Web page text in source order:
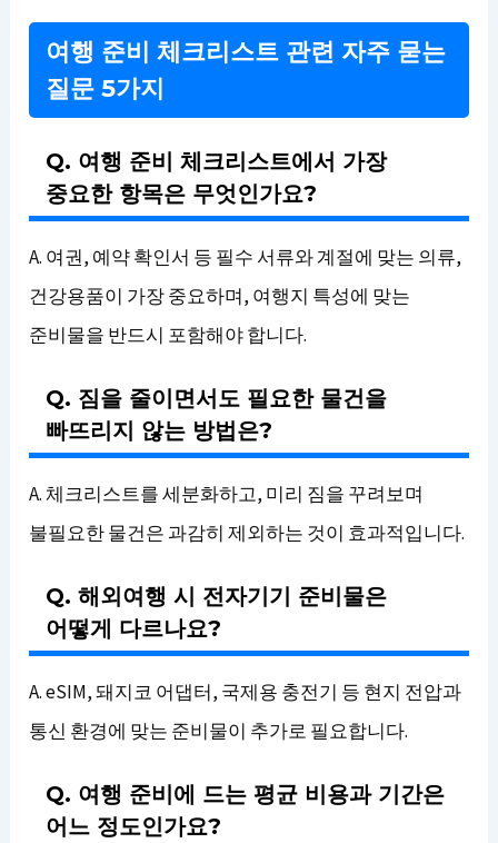
여행 준비 체크리스트 관련 자주 묻는
질문 5가지
Q. 여행 준비 체크리스트에서 가장
중요한 항목은 무엇인가요?
A. 여권, 예약 확인서 등 필수 서류와 계절에 맞는 의류,
건강용품이 가장 중요하며, 여행지 특성에 맞는
준비물을 반드시 포함해야 합니다.
Q. 짐을 줄이면서도 필요한 물건을
빠뜨리지 않는 방법은?
A. 체크리스트를 세분화하고, 미리 짐을 꾸려보며
불필요한 물건은 과감히 제외하는 것이 효과적입니다.
Q. 해외여행 시 전자기기 준비물은
어떻게 다르나요?
A. eSIM, 돼지코 어댑터, 국제용 충전기 등 현지 전압과
통신 환경에 맞는 준비물이 추가로 필요합니다.
Q. 여행 준비에 드는 평균 비용과 기간은
어느 정도인가요?